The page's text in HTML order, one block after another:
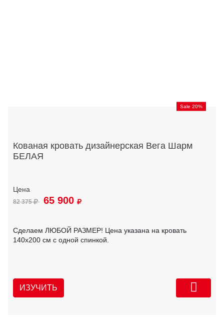
Sale 20%
Кованая кровать дизайнерская Вега Шарм
БЕЛАЯ
82 375 65 900
Сделаем ЛЮБОЙ РАЗМЕР! Цена указана на кровать
140х200 см с одной спинкой.
ИЗУЧИТЬ